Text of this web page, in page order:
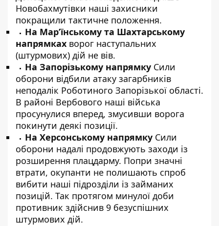
Новобахмутівки наші захисники
покращили тактичне положення.
На Мар’їнському та Шахтарському
напрямках ворог наступальних
(штурмових) дій не вів.
На Запорізькому напрямку Сили
оборони відбили атаку загарбників
неподалік Роботиного Запорізької області.
В районі Вербового наші війська
просунулися вперед, змусивши ворога
покинути деякі позиції.
На Херсонському напрямку Сили
оборони надалі продовжують заходи із
розширення плацдарму. Попри значні
втрати, окупанти не полишають спроб
вибити наші підрозділи із займаних
позицій. Так протягом минулої доби
противник здійснив 9 безуспішних
штурмових дій.